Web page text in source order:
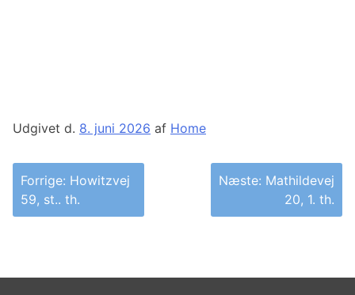
Udgivet d. 8. juni 2026 af Home
Indlægsnavigation
Forrige: Howitzvej
59, st.. th.
Næste: Mathildevej
20, 1. th.